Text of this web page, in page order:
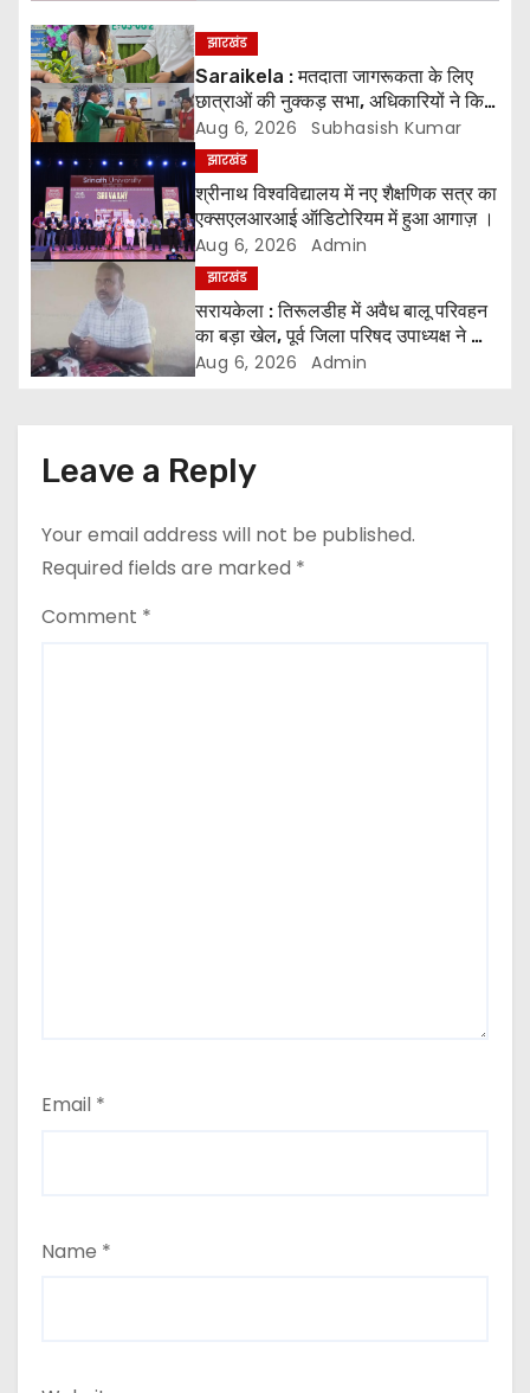
n
a
v
i
g
a
i
n
झारखंड
Saraikela : मतदाता जागरूकता के लिए
छात्राओं की नुक्कड़ सभा, अधिकारियों ने किया
सम्मानित*
Aug 6, 2026 Subhasish Kumar
झारखंड
श्रीनाथ विश्वविद्यालय में नए शैक्षणिक सत्र का
एक्सएलआरआई ऑडिटोरियम में हुआ आगाज़ ।
Aug 6, 2026 Admin
झारखंड
सरायकेला : तिरूलडीह में अवैध बालू परिवहन
का बड़ा खेल, पूर्व जिला परिषद उपाध्यक्ष ने की
जांच की मांग ।
Aug 6, 2026 Admin
Leave a Reply
Your email address will not be published.
Required fields are marked *
Comment *
Email *
Name *